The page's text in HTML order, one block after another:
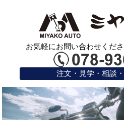
お気軽にお問い合わせくだ
注文・見学・相談